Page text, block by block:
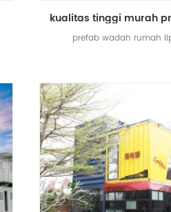
prefab wadah rumah